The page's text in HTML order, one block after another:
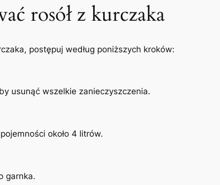
rosół z kurczaka
postępuj według poniższych kroków:
usunąć wszelkie zanieczyszczenia.
około 4 litrów.
garnka.